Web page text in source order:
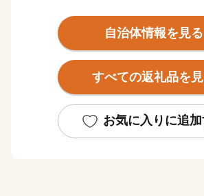
水中文化遺産「鷹島神崎遺跡」は、海
国内初となる国史跡に指定されていま
海を囲んで３つのまちから成る松浦市
獲量を誇るアジ・サバのほかにマグロ
山あいではその斜面の日あたりを利用
お茶、お米といった農産物も豊富です
自治体情報を見る
すべての返礼品を
お気に入りに追